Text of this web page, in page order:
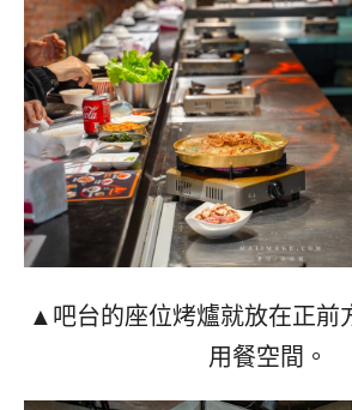
▲吧台的座位烤爐就放在正前
用餐空間。